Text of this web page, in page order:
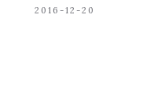
2016-12-20